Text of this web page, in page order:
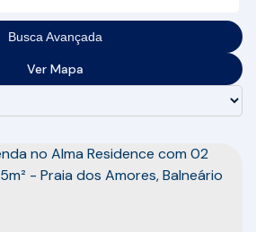
Busca Avançada
Ver Mapa